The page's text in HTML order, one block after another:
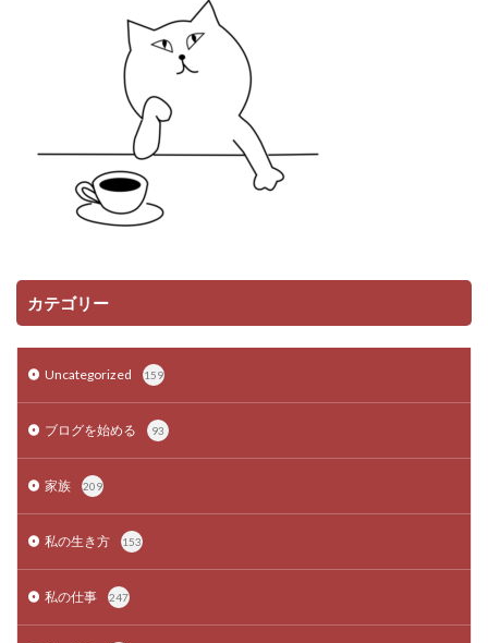
カテゴリー
Uncategorized 159
ブログを始める 93
家族 209
私の生き方 153
私の仕事 247